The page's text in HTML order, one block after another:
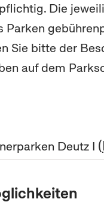
Die
Parken
Sie bitte der
auf dem
Deutz I